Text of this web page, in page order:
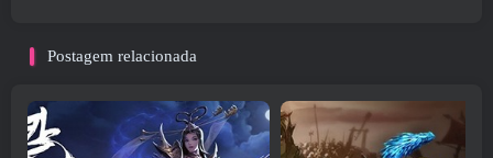
Postagem relacionada